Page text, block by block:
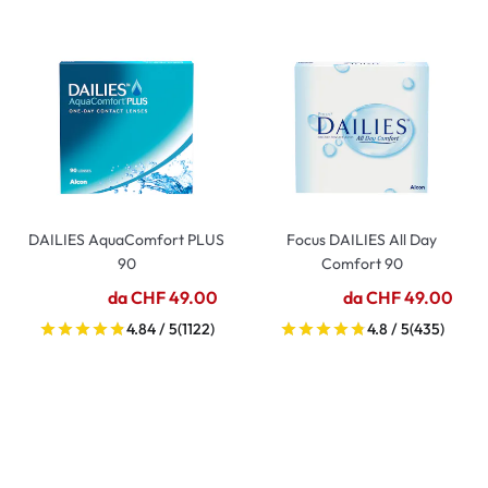
DAILIES AquaComfort PLUS
90
da CHF 49.00
4.84 / 5(1122)
Focus DAILIES All Day
Comfort 90
da CHF 49.00
4.8 / 5(435)